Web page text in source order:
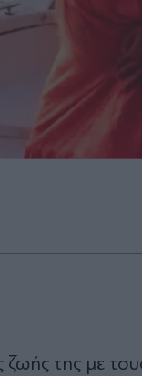
ζωής της με